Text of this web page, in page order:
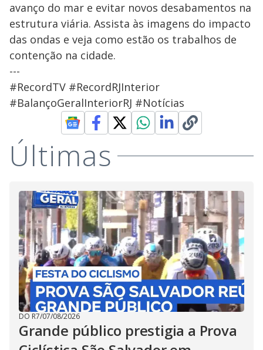
avanço do mar e evitar novos desabamentos na
estrutura viária. Assista às imagens do impacto
das ondas e veja como estão os trabalhos de
contenção na cidade.
---
#RecordTV #RecordRJInterior
#BalançoGeralInteriorRJ #Notícias
Últimas
DO R7/07/08/2026
Grande público prestigia a Prova